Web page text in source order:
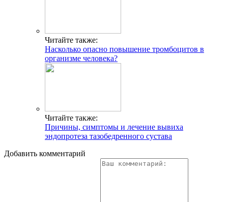
Читайте также:
Насколько опасно повышение тромбоцитов в
организме человека?
Читайте также:
Причины, симптомы и лечение вывиха
эндопротеза тазобедренного сустава
Добавить комментарий